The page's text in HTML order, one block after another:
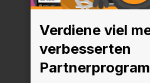
Erhöhen Sie
Verdiene viel
verbesserten